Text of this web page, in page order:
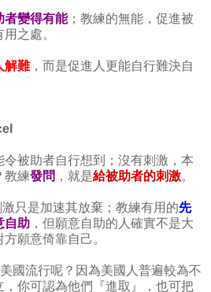
者變得有能；教練的無能，促進被
之處。
解難，而是促進人更能自行難決自
令被助者自行想到；沒有刺激，本
教練發問 ，就是給被助者的刺激。
只是加速其放棄；教練有用的先
自助 ，但願意自助的人確實不是大
願意倚靠自己。
國流行呢？因為美國人普遍較為不
你可認為他們『進取』，也可把